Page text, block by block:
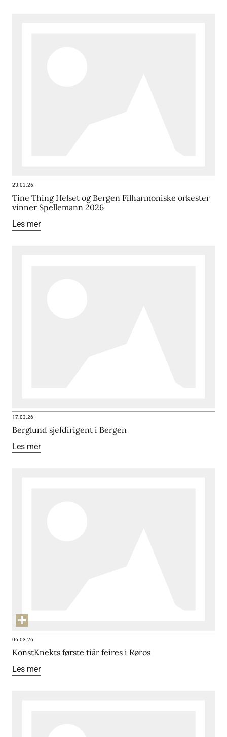
23.03.26
Tine Thing Helset og Bergen Filharmoniske orkester
vinner Spellemann 2026
Les mer
17.03.26
Berglund sjefdirigent i Bergen
Les mer
06.03.26
KonstKnekts første tiår feires i Røros
Les mer